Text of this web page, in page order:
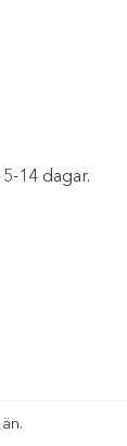
14 dagar.